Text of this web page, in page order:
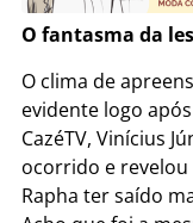
O fantasma da
O clima de
evidente logo
CazéTV, Vinícius
ocorrido e revelou
Rapha ter saído